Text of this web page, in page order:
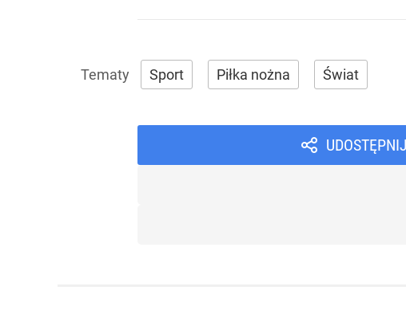
Sport Piłka nożna Świat
UDOSTĘPNIJ